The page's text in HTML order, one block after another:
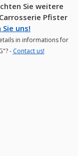
Sie weitere
Pfister
Sie uns!
in informations for
- Contact us!